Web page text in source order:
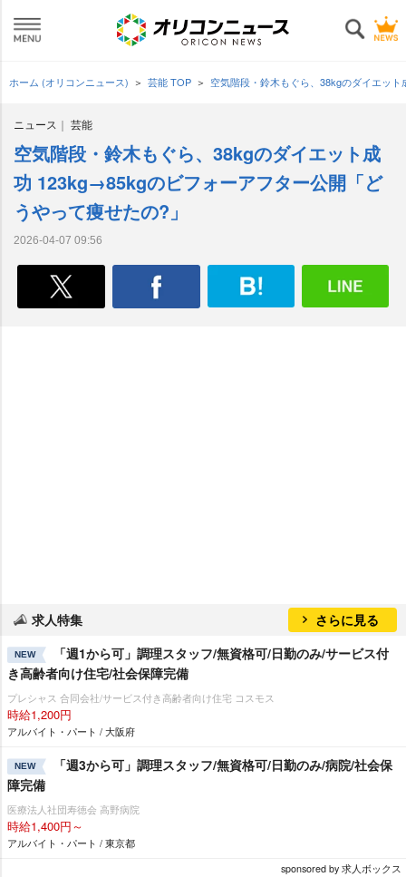
ホーム (オリコンニュース) 芸能 TOP 空気階段・鈴木もぐら、38kgのダイエッ
ニュース 芸能
空気階段・鈴木もぐら、38kgのダイエット成
功 123kg→85kgのビフォーアフター公開「ど
うやって痩せたの?」
2026-04-07 09:56
求人特集 さらに見る
NEW
「週1から可」調理スタッフ/無資格可/日勤のみ/サービス付
き高齢者向け住宅/社会保障完備
プレシャス 合同会社/サービス付き高齢者向け住宅 コスモス
時給1,200円
アルバイト・パート / 大阪府
NEW
「週3から可」調理スタッフ/無資格可/日勤のみ/病院/社会保
障完備
医療法人社団寿徳会 高野病院
時給1,400円～
アルバイト・パート / 東京都
sponsored by 求人ボックス